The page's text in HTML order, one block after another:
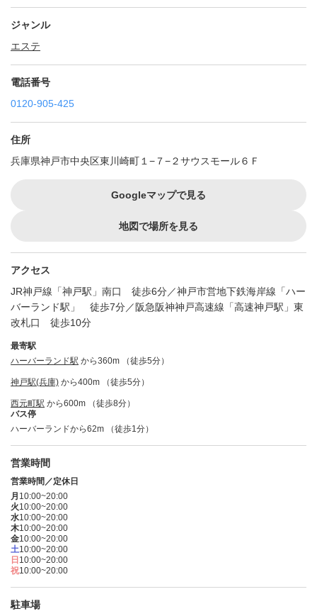
ジャンル
エステ
電話番号
0120-905-425
住所
兵庫県神戸市中央区東川崎町１−７−２サウスモール６Ｆ
Googleマップで見る
地図で場所を見る
アクセス
JR神戸線「神戸駅」南口 徒歩6分／神戸市営地下鉄海岸線「ハー
バーランド駅」 徒歩7分／阪急阪神神戸高速線「高速神戸駅」東
改札口 徒歩10分
最寄駅
ハーバーランド駅 から360m （徒歩5分）
神戸駅(兵庫) から400m （徒歩5分）
西元町駅 から600m （徒歩8分）
バス停
ハーバーランドから62m （徒歩1分）
営業時間
営業時間／定休日
月 10:00~20:00
火10:00~20:00
水10:00~20:00
木10:00~20:00
金10:00~20:00
土10:00~20:00
日 10:00~20:00
祝10:00~20:00
駐車場